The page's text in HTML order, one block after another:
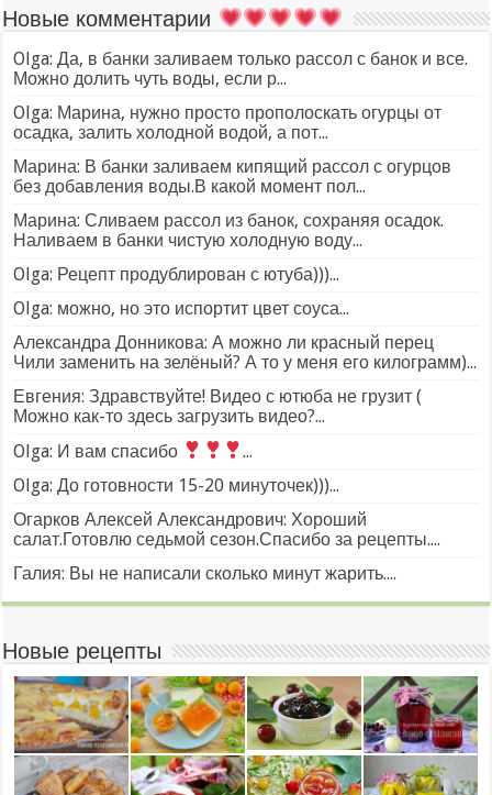
Новые комментарии
Olga: Да, в банки заливаем только рассол с банок и все.
Можно долить чуть воды, если р...
Olga: Марина, нужно просто прополоскать огурцы от
осадка, залить холодной водой, а пот...
Марина: В банки заливаем кипящий рассол с огурцов
без добавления воды.В какой момент пол...
Марина: Сливаем рассол из банок, сохраняя осадок.
Наливаем в банки чистую холодную воду...
Olga: Рецепт продублирован с ютуба)))...
Olga: можно, но это испортит цвет соуса...
Александра Донникова: А можно ли красный перец
Чили заменить на зелёный? А то у меня его килограмм)...
Евгения: Здравствуйте! Видео с ютюба не грузит (
Можно как-то здесь загрузить видео?...
Olga: И вам спасибо
...
Olga: До готовности 15-20 минуточек)))...
Огарков Алексей Александрович: Хороший
салат.Готовлю седьмой сезон.Спасибо за рецепты....
Галия: Вы не написали сколько минут жарить....
Новые рецепты